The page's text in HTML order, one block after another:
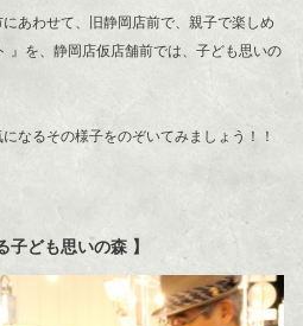
あわせて、旧静岡店前で、親子で楽しめ
』を、静岡店仮店舗前では、子ども思いの
なるその様子をのぞいてみましょう！！
ども思いの森 】